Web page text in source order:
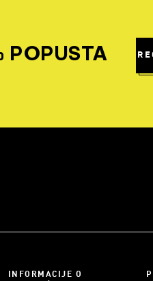
POPUSTA
INFORMACIJE O